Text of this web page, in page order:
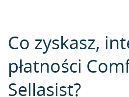
Co zyskasz,
płatności
Sellasist?